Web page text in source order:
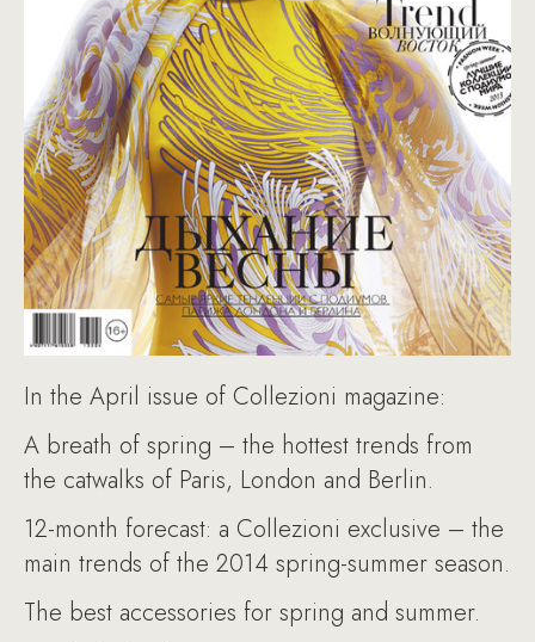
In the April issue of Collezioni magazine:
A breath of spring – the hottest trends from
the catwalks of Paris, London and Berlin.
12-month forecast: a Collezioni exclusive – the
main trends of the 2014 spring-summer season.
The best accessories for spring and summer.